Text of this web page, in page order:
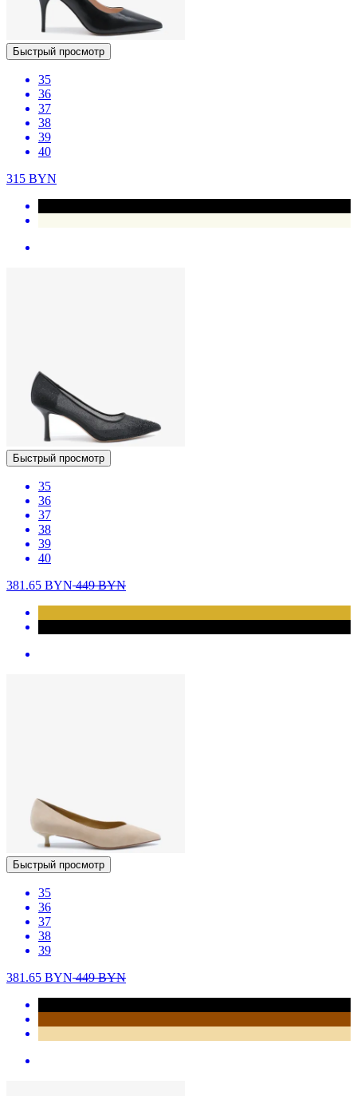
Быстрый просмотр
35
36
37
38
39
40
315 BYN
Быстрый просмотр
35
36
37
38
39
40
381.65 BYN449BYN
Быстрый просмотр
35
36
37
38
39
381.65 BYN449BYN